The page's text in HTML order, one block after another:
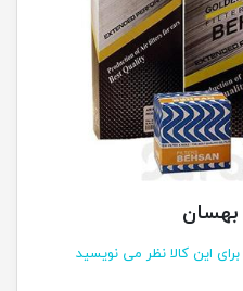
این کالا نظر می نویسید